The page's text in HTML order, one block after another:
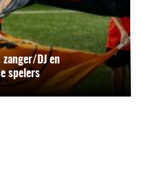
DJ en
spelers